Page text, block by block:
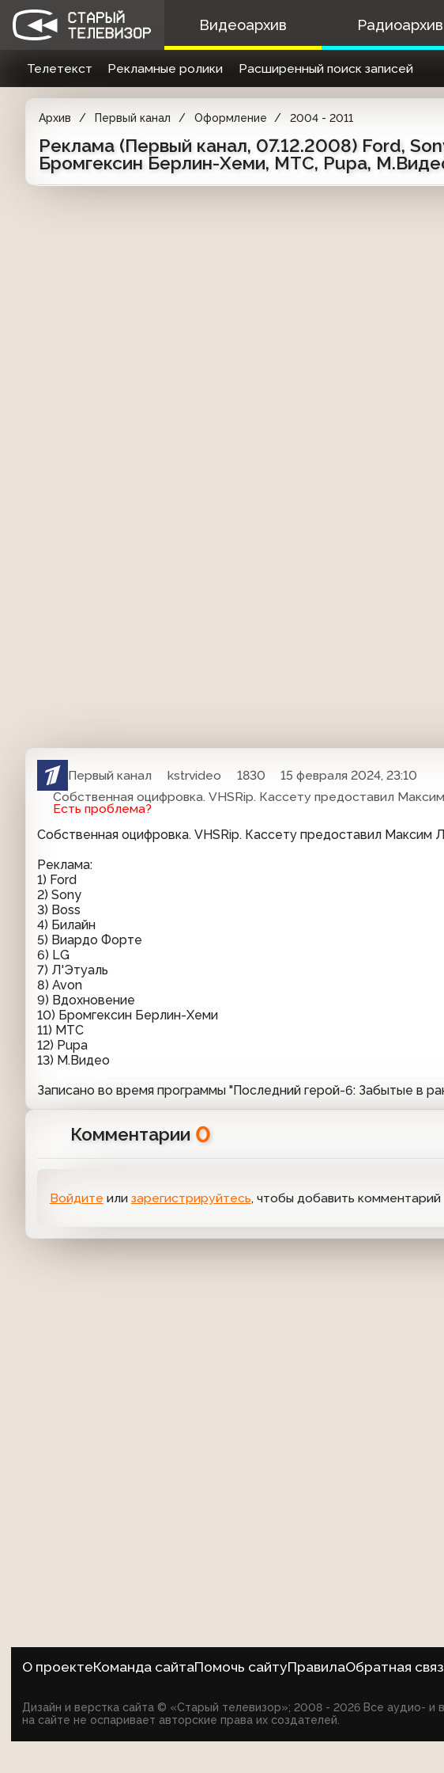
Видеоархив Радиоархив
Телетекст Рекламные ролики Расширенный поиск записей
Архив Первый канал Оформление 2004 - 2011
Реклама (Первый канал, 07.12.2008) Ford,
Бромгексин Берлин-Хеми, МТС, Pupa,
Первый канал kstrvideo 1830
15 февраля 2024, 23:10
Собственная оцифровка. VHSRip. Кассету предоставил
Есть проблема?
Собственная оцифровка. VHSRip. Кассету предоставил Максим
Реклама:
1) Ford
2) Sony
3) Boss
4) Билайн
5) Виардо Форте
6) LG
7) Л'Этуаль
8) Avon
9) Вдохновение
10) Бромгексин Берлин-Хеми
11) МТС
12) Pupa
13) М.Видео
Записано во время программы "Последний герой-6: Забытые в
Комментарии 0
Войдите или зарегистрируйтесь, чтобы добавить комментарий
О проектеКоманда сайтаПомочь сайтуПравилаОбратная
Дизайн и верстка сайта © «Старый телевизор»; 2008 - 2026 Все аудио-
на сайте не оспаривает авторские права их создателей.